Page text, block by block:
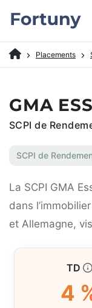
Placements
GMA
SCPI de
SCPI de
La SCPI GMA
dans
et Allemagne,
TD
4